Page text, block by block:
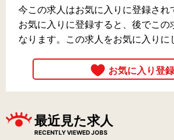
今この求人はお気に入りに登録され
お気に入りに登録すると、後でこの
なります。この求人をお気に入りに
最近見た求人
RECENTLY VIEWED JOBS